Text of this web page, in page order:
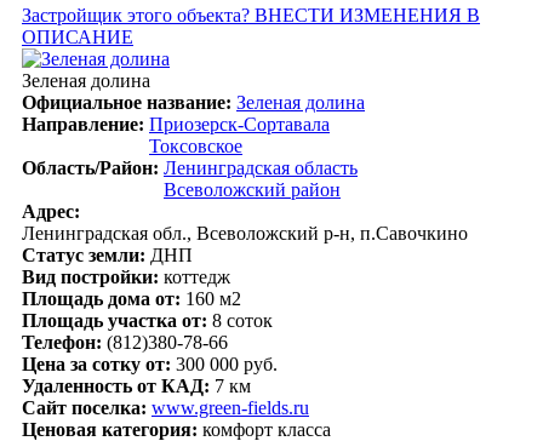
Застройщик этого объекта? ВНЕСТИ ИЗМЕНЕНИЯ В
ОПИСАНИЕ
Зеленая долина
Официальное название: Зеленая долина
Направление: Приозерск-Сортавала
Токсовское
Область/Район: Ленинградская область
Всеволожский район
Адрес:
Ленинградская обл., Всеволожский р-н, п.Савочкино
Статус земли: ДНП
Вид постройки: коттедж
Площадь дома от: 160 м2
Площадь участка от: 8 соток
Телефон: (812)380-78-66
Цена за сотку от: 300 000 руб.
Удаленность от КАД: 7 км
Сайт поселка: www.green-fields.ru
Ценовая категория: комфорт класса